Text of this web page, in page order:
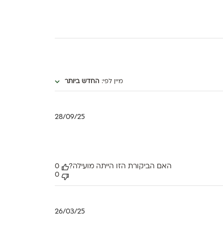
מיין לפי: החדש ביותר
תאריך28/09/25
האם הביקורת הזו הייתה מועילה?
0
0
תאריך26/03/25